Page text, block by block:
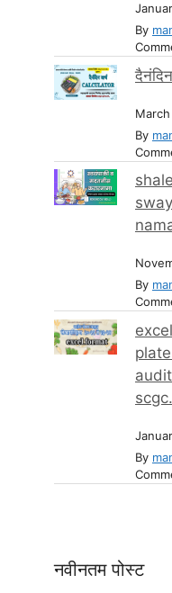
By
By
By
By
नवीनतम पोस्ट